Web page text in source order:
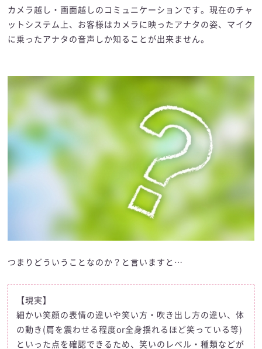
カメラ越し・画面越しのコミュニケーションです。現在のチャ
ットシステム上、お客様はカメラに映ったアナタの姿、マイク
に乗ったアナタの音声しか知ることが出来ません。
つまりどういうことなのか？と言いますと…
【現実】
細かい笑顔の表情の違いや笑い方・吹き出し方の違い、体
の動き(肩を震わせる程度or全身揺れるほど笑っている等)
といった点を確認できるため、笑いのレベル・種類などが